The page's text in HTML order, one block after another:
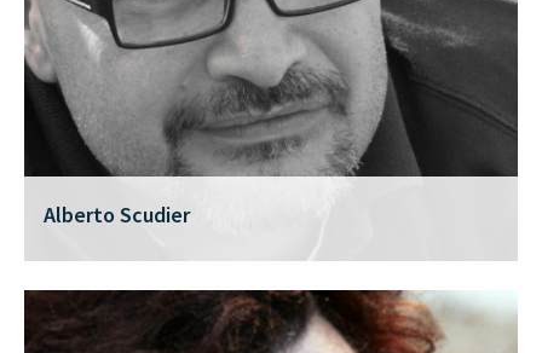
Alberto Scudier